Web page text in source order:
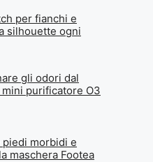
per fianchi e
silhouette ogni
gli odori dal
purificatore O3
morbidi e
maschera Footea